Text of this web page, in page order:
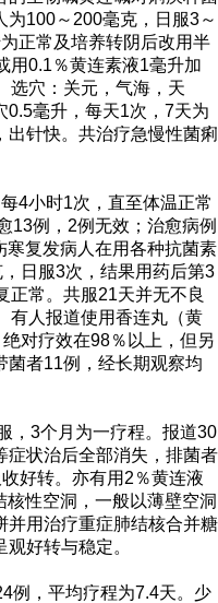
100～200毫克，日服3～
正常及培养转阴后改用半
用0.1％黄连素液1毫升加
选穴：关元，气海，天
0.5毫升，每天1次，7天为
出针快。共治疗急慢性菌痢
4小时1次，直至体温正常
13例，2例无效；治愈病例
寒复发病人在用各种抗菌素
日服3次，结果用药后第3
正常。共服21天并无不良
有人报道使用香连丸（黄
对疗效在98％以上，但另
菌者11例，经长期观察均
，3个月为一疗程。报道30
症状治后全部消失，排菌者
好转。亦有用2％黄连液
性空洞，一般以薄壁空洞
并用治疗重症肺结核合并糖
好转与稳定。
例，平均疗程为7.4天。少